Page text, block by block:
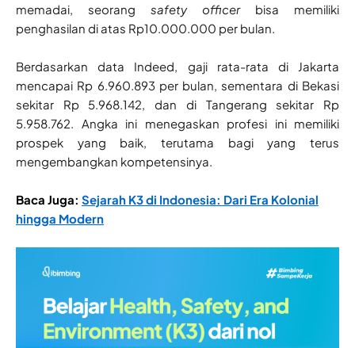
memadai, seorang safety officerbisa memiliki
penghasilan di atas Rp10.000.000 per bulan.
Berdasarkan data Indeed, gaji rata-rata di Jakarta
mencapai Rp 6.960.893 per bulan, sementara di Bekasi
sekitar Rp 5.968.142, dan di Tangerang sekitar Rp
5.958.762. Angka ini menegaskan profesi ini memiliki
prospek yang baik, terutama bagi yang terus
mengembangkan kompetensinya.
Baca Juga: Sejarah K3 di Indonesia: Dari Era Kolonial
hingga Modern